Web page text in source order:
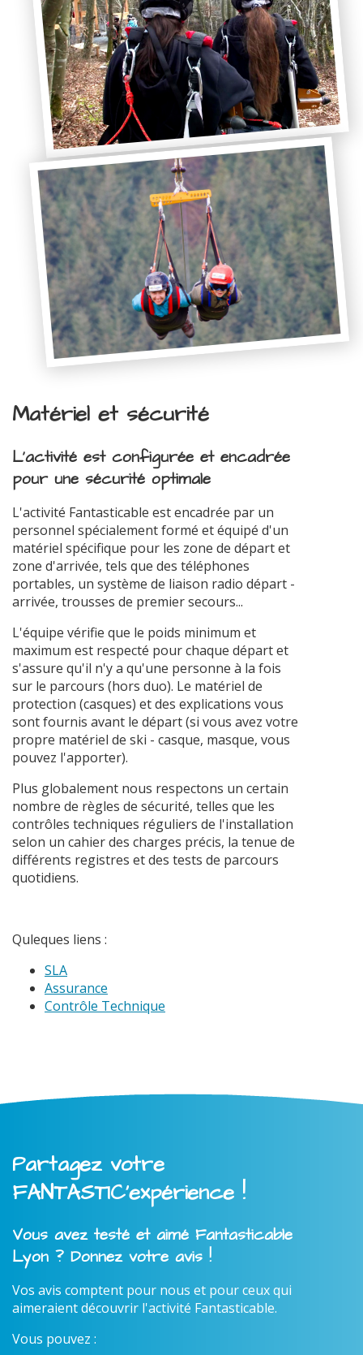
Matériel et sécurité
L'activité est configurée et encadrée
pour une sécurité optimale
L'activité Fantasticable est encadrée par un
personnel spécialement formé et équipé d'un
matériel spécifique pour les zone de départ et
zone d'arrivée, tels que des téléphones
portables, un système de liaison radio départ -
arrivée, trousses de premier secours...
L'équipe vérifie que le poids minimum et
maximum est respecté pour chaque départ et
s'assure qu'il n'y a qu'une personne à la fois
sur le parcours (hors duo). Le matériel de
protection (casques) et des explications vous
sont fournis avant le départ (si vous avez votre
propre matériel de ski - casque, masque, vous
pouvez l'apporter).
Plus globalement nous respectons un certain
nombre de règles de sécurité, telles que les
contrôles techniques réguliers de l'installation
selon un cahier des charges précis, la tenue de
différents registres et des tests de parcours
quotidiens.
Quleques liens :
SLA
Assurance
Contrôle Technique
Partagez votre
FANTASTIC'expérience !
Vous avez testé et aimé Fantasticable
Lyon ? Donnez votre avis !
Vos avis comptent pour nous et pour ceux qui
aimeraient découvrir l'activité Fantasticable.
Vous pouvez :